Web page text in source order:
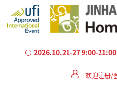
2026.10.21-27 9:00-21:00
欢迎注册/